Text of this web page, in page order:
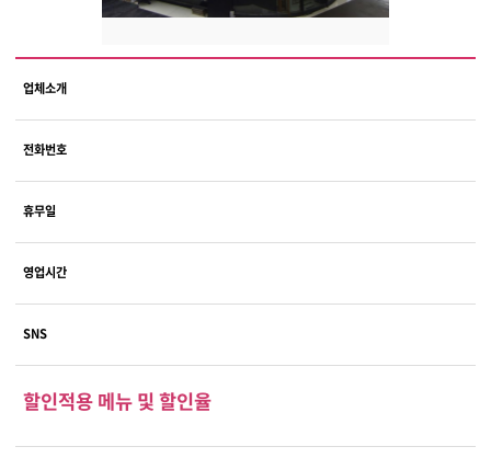
업체소개
전화번호
휴무일
영업시간
SNS
할인적용 메뉴 및 할인율